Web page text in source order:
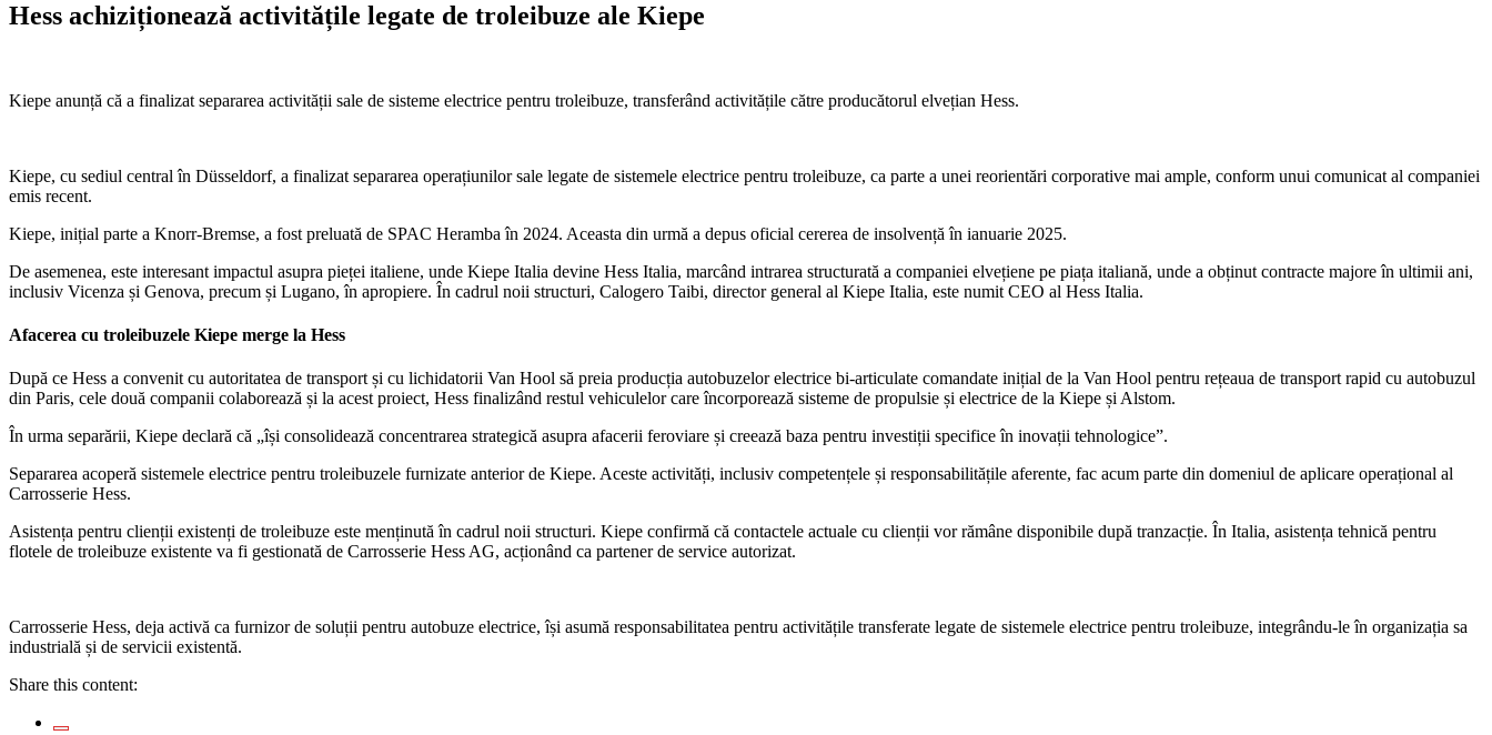
Hess achiziționează activitățile legate de troleibuze ale Kiepe
Kiepe anunță că a finalizat separarea activității sale de sisteme electrice pentru troleibuze, transferând activitățile către producătorul elvețian Hess.
Kiepe, cu sediul central în Düsseldorf, a finalizat separarea operațiunilor sale legate de sistemele electrice pentru troleibuze, ca parte a unei reorientări corporative mai ample, conform unui comunicat al companiei
emis recent.
Kiepe, inițial parte a Knorr-Bremse, a fost preluată de SPAC Heramba în 2024. Aceasta din urmă a depus oficial cererea de insolvență în ianuarie 2025.
De asemenea, este interesant impactul asupra pieței italiene, unde Kiepe Italia devine Hess Italia, marcând intrarea structurată a companiei elvețiene pe piața italiană, unde a obținut contracte majore în ultimii ani,
inclusiv Vicenza și Genova, precum și Lugano, în apropiere. În cadrul noii structuri, Calogero Taibi, director general al Kiepe Italia, este numit CEO al Hess Italia.
Afacerea cu troleibuzele Kiepe merge la Hess
După ce Hess a convenit cu autoritatea de transport și cu lichidatorii Van Hool să preia producția autobuzelor electrice bi-articulate comandate inițial de la Van Hool pentru rețeaua de transport rapid cu autobuzul
din Paris, cele două companii colaborează și la acest proiect, Hess finalizând restul vehiculelor care încorporează sisteme de propulsie și electrice de la Kiepe și Alstom.
În urma separării, Kiepe declară că „își consolidează concentrarea strategică asupra afacerii feroviare și creează baza pentru investiții specifice în inovații tehnologice”.
Separarea acoperă sistemele electrice pentru troleibuzele furnizate anterior de Kiepe. Aceste activități, inclusiv competențele și responsabilitățile aferente, fac acum parte din domeniul de aplicare operațional al
Carrosserie Hess.
Asistența pentru clienții existenți de troleibuze este menținută în cadrul noii structuri. Kiepe confirmă că contactele actuale cu clienții vor rămâne disponibile după tranzacție. În Italia, asistența tehnică pentru
flotele de troleibuze existente va fi gestionată de Carrosserie Hess AG, acționând ca partener de service autorizat.
Carrosserie Hess, deja activă ca furnizor de soluții pentru autobuze electrice, își asumă responsabilitatea pentru activitățile transferate legate de sistemele electrice pentru troleibuze, integrându-le în organizația sa
industrială și de servicii existentă.
Share this content: